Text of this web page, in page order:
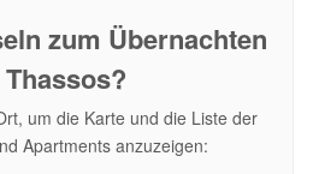
zum Übernachten
um die Karte und die Liste der
Apartments anzuzeigen: